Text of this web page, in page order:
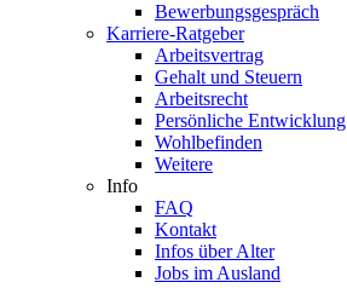
Bewerbungsgespräch
Karriere-Ratgeber
Arbeitsvertrag
Gehalt und Steuern
Arbeitsrecht
Persönliche Entwicklung
Wohlbefinden
Weitere
Info
FAQ
Kontakt
Infos über Alter
Jobs im Ausland